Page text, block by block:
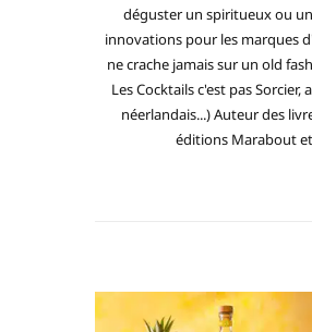
déguster un spiritueux ou
innovations pour les marques
ne crache jamais sur un old
Les Cocktails c'est pas
néerlandais...) Auteur des
éditions Marabout